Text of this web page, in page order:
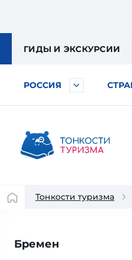
ГИДЫ И ЭКСКУРСИИ
РОССИЯ
Тонкости туризма
Бремен